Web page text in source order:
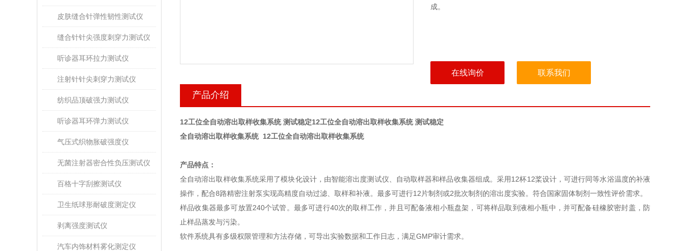
皮肤缝合针弹性韧性测试仪
缝合针针尖强度刺穿力测试仪
听诊器耳环拉力测试仪
注射针针尖刺穿力测试仪
纺织品顶破强力测试仪
听诊器耳环弹力测试仪
气压式织物胀破强度仪
无菌注射器密合性负压测试仪
百格十字刮擦测试仪
卫生纸球形耐破度测定仪
剥离强度测试仪
汽车内饰材料雾化测定仪
成。
在线询价 联系我们
产品介绍
12工位全自动溶出取样收集系统 测试稳定12工位全自动溶出取样收集系统 测试稳定
全自动溶出取样收集系统 12工位全自动溶出取样收集系统
产品特点：
全自动溶出取样收集系统采用了模块化设计，由智能溶出度测试仪、自动取样器和样品收集器组成。采用12杯12桨设计，可进行同等水浴温度的补液
操作，配合8路精密注射泵实现高精度自动过滤、取样和补液。最多可进行12 片制剂或2批次制剂的溶出度实验。符合国家固体制剂一致性评价需求。
样品收集器最多可放置240个试管。最多可进行40次的取样工作，并且可配备液相小瓶盘架，可将样品取到液相小瓶中，并可配备硅橡胶密封盖，防
止样品蒸发与污染。
软件系统具有多级权限管理和方法存储，可导出实验数据和工作日志，满足GMP审计需求。